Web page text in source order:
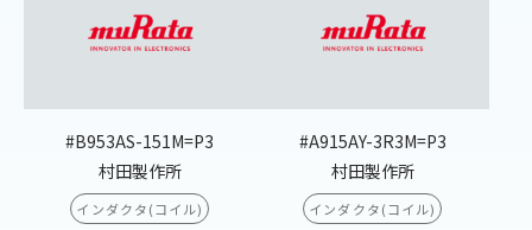
#B953AS-151M=P3
村田製作所
インダクタ(コイル)
#A915AY-3R3M=P3
村田製作所
インダクタ(コイル)